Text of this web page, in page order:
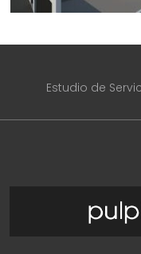
Estudio de